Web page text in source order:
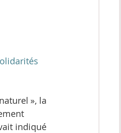
», la
indiqué